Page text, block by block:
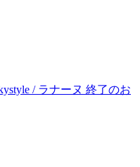
/ ラナーヌ 終了のお